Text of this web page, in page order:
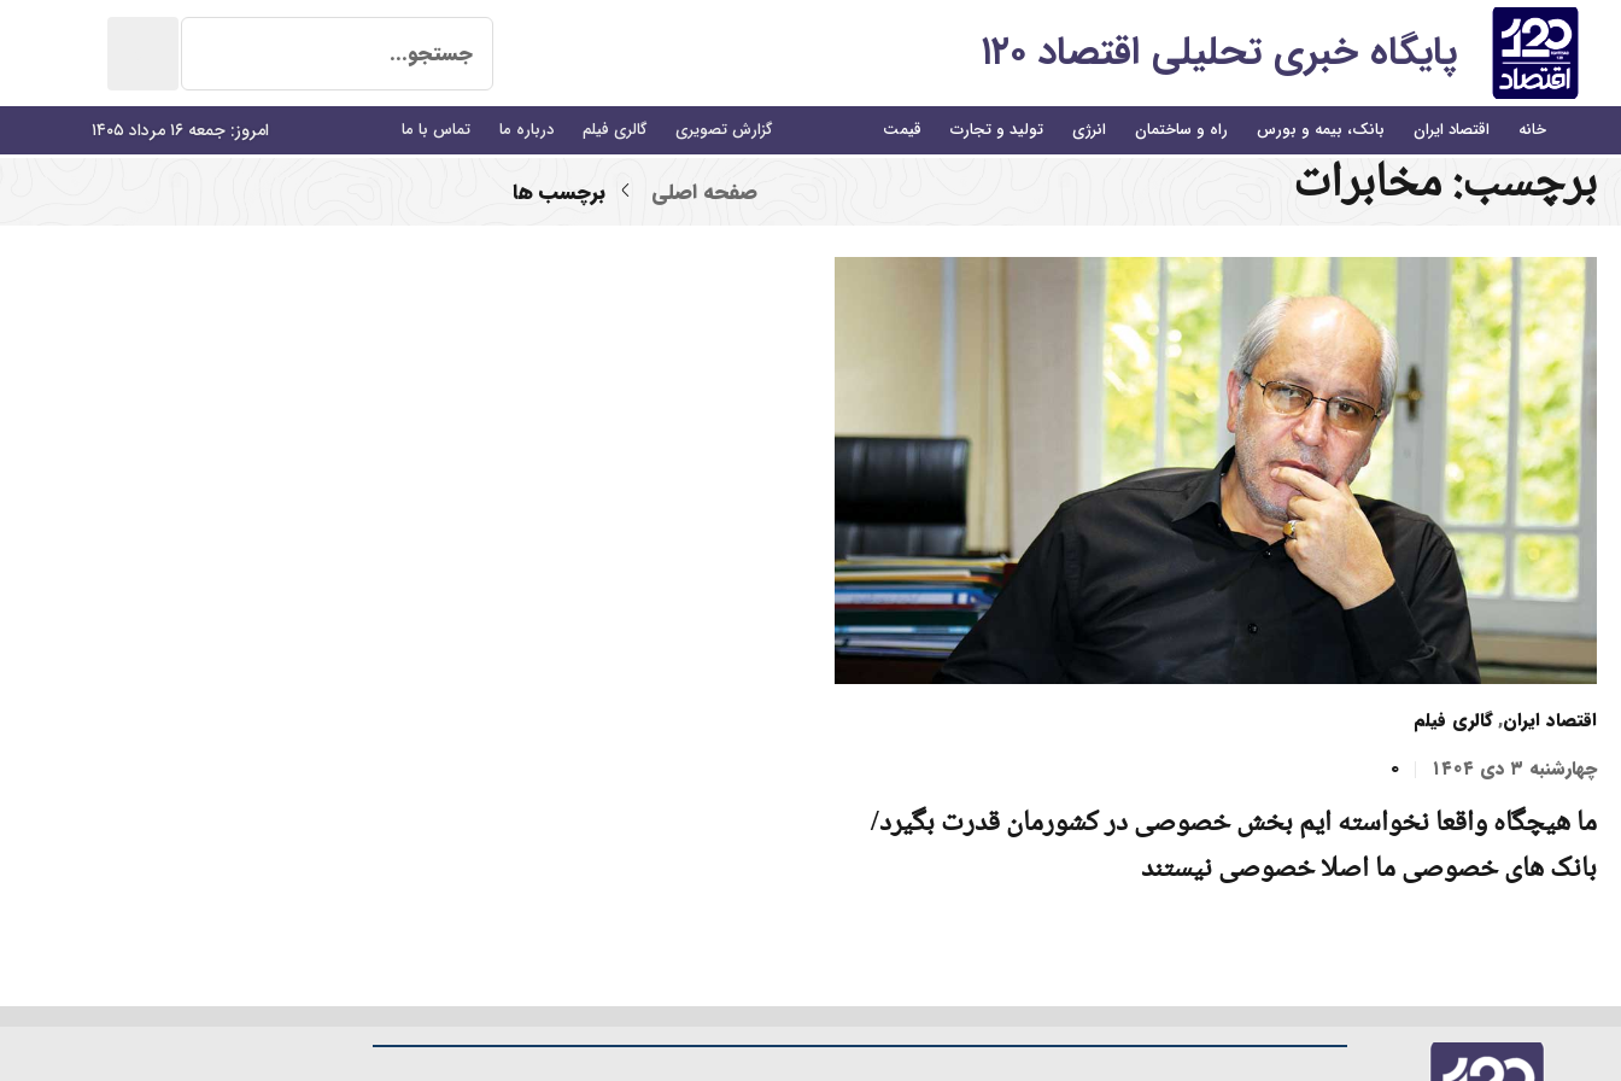
پایگاه خبری تحلیلی اقتصاد ۱۲۰
خانه اقتصاد ایران بانک، بیمه و بورس راه و ساختمان انرژی تولید و تجارت قیمت گزارش تصویری گالری فیلم درباره ما تماس با ما امروز: جمعه ۱۶ مرداد ۱۴۰۵
برچسب:مخابرات صفحه اصلی برچسب ها
اقتصاد ایران,گالری فیلم
چهارشنبه ۳ دی ۱۴۰۴
0
ما هیچگاه واقعا نخواسته ایم بخش خصوصی در کشورمان قدرت بگیرد/
بانک های خصوصی ما اصلا خصوصی نیستند